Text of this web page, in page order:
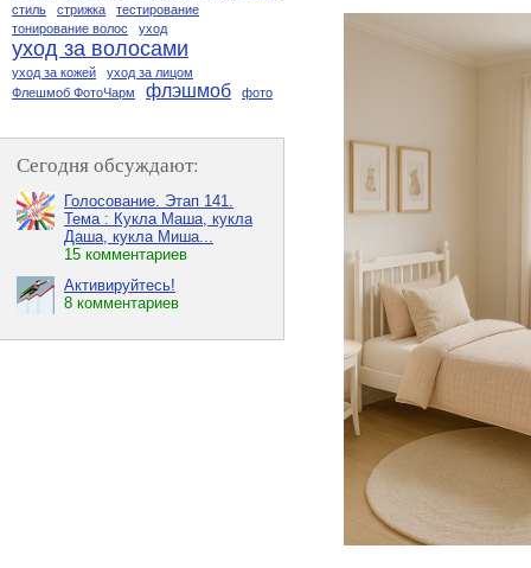
стиль
стрижка
тестирование
тонирование волос
уход
уход за волосами
уход за кожей
уход за лицом
Флешмоб ФотоЧарм
флэшмоб фото
Сегодня обсуждают:
Голосование. Этап 141.
Тема : Кукла Маша, кукла
Даша, кукла Миша...
15 комментариев
Активируйтесь!
8 комментариев